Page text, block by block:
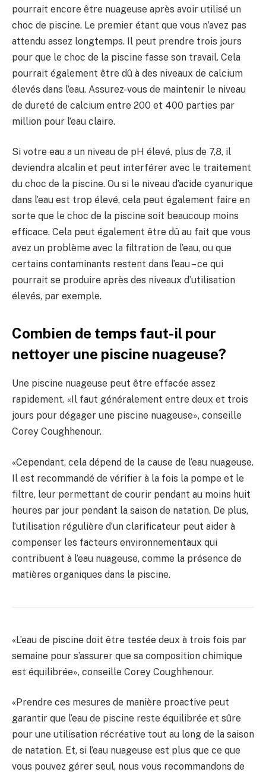
pourrait encore être nuageuse après avoir utilisé un
choc de piscine. Le premier étant que vous n’avez pas
attendu assez longtemps. Il peut prendre trois jours
pour que le choc de la piscine fasse son travail. Cela
pourrait également être dû à des niveaux de calcium
élevés dans l’eau. Assurez-vous de maintenir le niveau
de dureté de calcium entre 200 et 400 parties par
million pour l’eau claire.
Si votre eau a un niveau de pH élevé, plus de 7,8, il
deviendra alcalin et peut interférer avec le traitement
du choc de la piscine. Ou si le niveau d’acide cyanurique
dans l’eau est trop élevé, cela peut également faire en
sorte que le choc de la piscine soit beaucoup moins
efficace. Cela peut également être dû au fait que vous
avez un problème avec la filtration de l’eau, ou que
certains contaminants restent dans l’eau – ce qui
pourrait se produire après des niveaux d’utilisation
élevés, par exemple.
Combien de temps faut-il pour
nettoyer une piscine nuageuse?
Une piscine nuageuse peut être effacée assez
rapidement. «Il faut généralement entre deux et trois
jours pour dégager une piscine nuageuse», conseille
Corey Coughhenour.
«Cependant, cela dépend de la cause de l’eau nuageuse.
Il est recommandé de vérifier à la fois la pompe et le
filtre, leur permettant de courir pendant au moins huit
heures par jour pendant la saison de natation. De plus,
l’utilisation régulière d’un clarificateur peut aider à
compenser les facteurs environnementaux qui
contribuent à l’eau nuageuse, comme la présence de
matières organiques dans la piscine.
«L’eau de piscine doit être testée deux à trois fois par
semaine pour s’assurer que sa composition chimique
est équilibrée», conseille Corey Coughhenour.
«Prendre ces mesures de manière proactive peut
garantir que l’eau de piscine reste équilibrée et sûre
pour une utilisation récréative tout au long de la saison
de natation. Et, si l’eau nuageuse est plus que ce que
vous pouvez gérer seul, nous vous recommandons de